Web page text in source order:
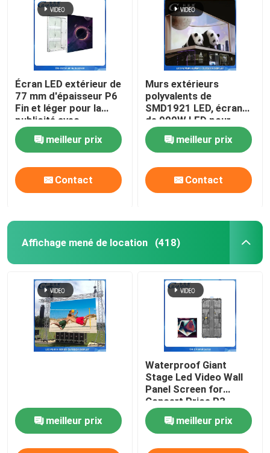
Écran LED extérieur de
77 mm d'épaisseur P6
Fin et léger pour la
publicité avec
dissipation thermique
et haute luminosité
meilleur prix
Contact
Murs extérieurs
polyvalents de
SMD1921 LED, écran
de 900W LED pour
annoncer extérieur
meilleur prix
Contact
Affichage mené de location (418)
meilleur prix
Waterproof Giant
Stage Led Video Wall
Panel Screen for
Concert Price,P3
Rental Outdoor Led
Display Screen
Outdoor Led Screen
meilleur prix